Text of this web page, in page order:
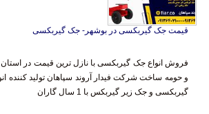
قیمت جک گیربکسی در بوشهر- جک گیربکسی
فروش انواع جک گیربکسی با نازل ترین قیمت در استان
و حومه ساخت شرکت فیدار آروند سپاهان تولید کننده
گیربکسی و جک زیر گیربکس با 1 سال گاران